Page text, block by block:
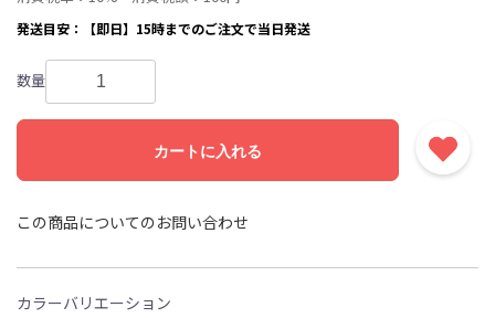
発送目安：【即日】15時までのご注文で当日発送
数量
カートに入れる
この商品についてのお問い合わせ
カラーバリエーション